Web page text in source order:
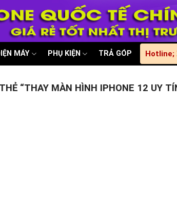
MÁY PHỤ KIỆN TRẢ GÓP Hotline;
“THAY MÀN HÌNH IPHONE 12 UY